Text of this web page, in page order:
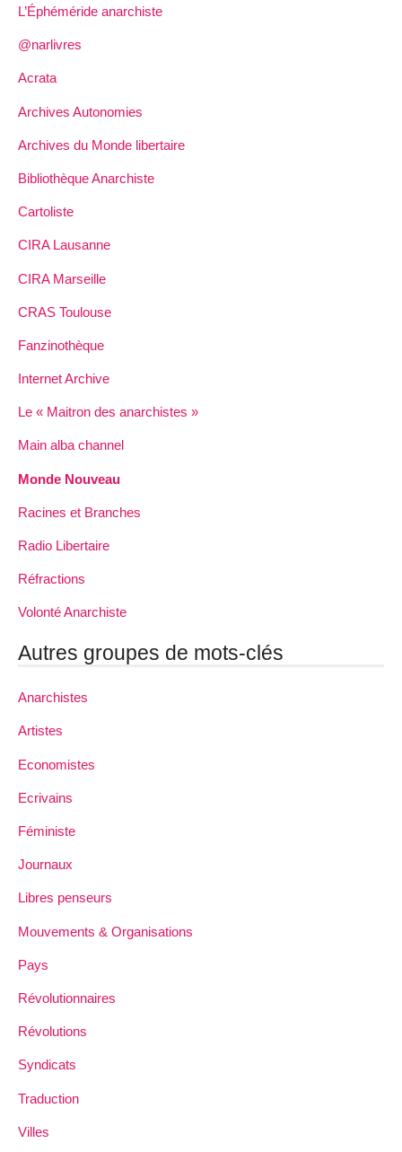
L’Éphéméride anarchiste
@narlivres
Acrata
Archives Autonomies
Archives du Monde libertaire
Bibliothèque Anarchiste
Cartoliste
CIRA Lausanne
CIRA Marseille
CRAS Toulouse
Fanzinothèque
Internet Archive
Le « Maitron des anarchistes »
Main alba channel
Monde Nouveau
Racines et Branches
Radio Libertaire
Réfractions
Volonté Anarchiste
Autres groupes de mots-clés
Anarchistes
Artistes
Economistes
Ecrivains
Féministe
Journaux
Libres penseurs
Mouvements & Organisations
Pays
Révolutionnaires
Révolutions
Syndicats
Traduction
Villes